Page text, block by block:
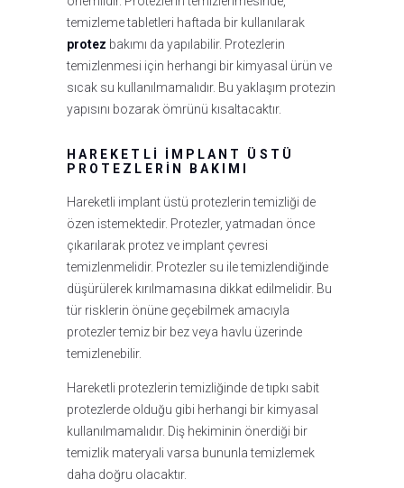
temizleme tabletleri haftada bir kullanılarak
protez bakımı da yapılabilir. Protezlerin
temizlenmesi için herhangi bir kimyasal ürün ve
sıcak su kullanılmamalıdır. Bu yaklaşım protezin
yapısını bozarak ömrünü kısaltacaktır.
HAREKETLI İMPLANT ÜSTÜ
PROTEZLERIN BAKIMI
Hareketli implant üstü protezlerin temizliği de
özen istemektedir. Protezler, yatmadan önce
çıkarılarak protez ve implant çevresi
temizlenmelidir. Protezler su ile temizlendiğinde
düşürülerek kırılmamasına dikkat edilmelidir. Bu
tür risklerin önüne geçebilmek amacıyla
protezler temiz bir bez veya havlu üzerinde
temizlenebilir.
Hareketli protezlerin temizliğinde de tıpkı sabit
protezlerde olduğu gibi herhangi bir kimyasal
kullanılmamalıdır. Diş hekiminin önerdiği bir
temizlik materyali varsa bununla temizlemek
daha doğru olacaktır.